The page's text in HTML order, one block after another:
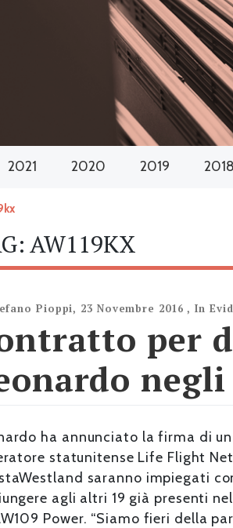
2021 2020 2019 2018
AW119KX
Pioppi, 23 Novembre 2016 ,In
per
ha annunciato la firma di
statunitense Life Flight
saranno impiegati
agli altri 19 già presenti
Power. “Siamo fieri della